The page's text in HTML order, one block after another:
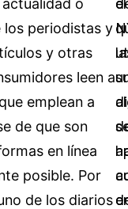
Español
o
los periodistas y
y otras
leen a
emplean a
de que son
en línea
posible. Por
de los diarios
el